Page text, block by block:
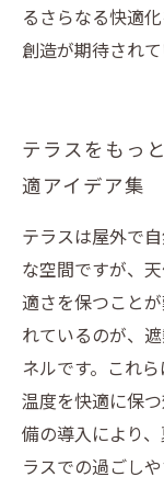
るさらなる快適
創造が期待されて
テラスをもっ
適アイデア集
テラスは屋外で
な空間ですが、
適さを保つこと
れているのが、
ネルです。これ
温度を快適に保
備の導入により
ラスでの過ごし